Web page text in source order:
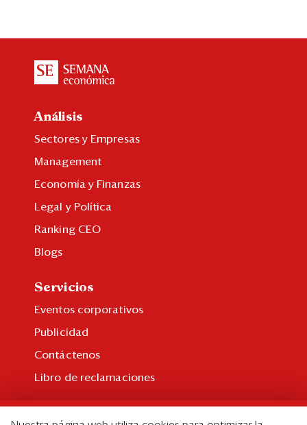
Análisis
Sectores y Empresas
Management
Economía y Finanzas
Legal y Política
Ranking CEO
Blogs
Servicios
Eventos corporativos
Publicidad
Contáctenos
Libro de reclamaciones